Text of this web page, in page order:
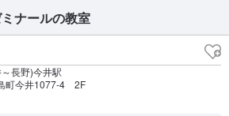
ナールの教室
長野)今井駅
町今井1077-4 2F